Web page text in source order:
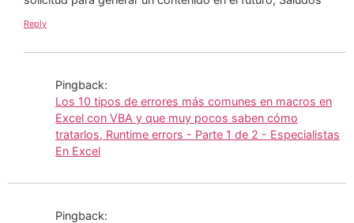
Reply
Pingback:
Los 10 tipos de errores más comunes en macros en
Excel con VBA y que muy pocos saben cómo
tratarlos, Runtime errors - Parte 1 de 2 - Especialistas
En Excel
Pingback: